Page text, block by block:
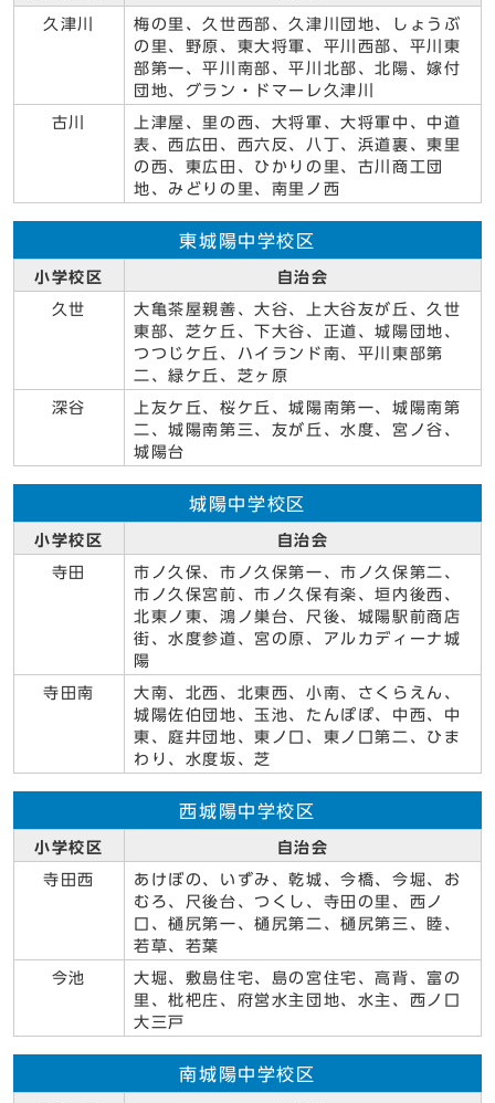
久津川
梅の里、久世西部、久津川団地、しょうぶ
の里、野原、東大将軍、平川西部、平川東
部第一、平川南部、平川北部、北陽、嫁付
団地、グラン・ドマーレ久津川
古川
上津屋、里の西、大将軍、大将軍中、中道
表、西広田、西六反、八丁、浜道裏、東里
の西、東広田、ひかりの里、古川商工団
地、みどりの里、南里ノ西
東城陽中学校区
小学校区 自治会
久世
大亀茶屋親善、大谷、上大谷友が丘、久世
東部、芝ケ丘、下大谷、正道、城陽団地、
つつじケ丘、ハイランド南、平川東部第
二、緑ケ丘、芝ヶ原
深谷
上友ケ丘、桜ケ丘、城陽南第一、城陽南第
二、城陽南第三、友が丘、水度、宮ノ谷、
城陽台
城陽中学校区
小学校区 自治会
寺田
市ノ久保、市ノ久保第一、市ノ久保第二、
市ノ久保宮前、市ノ久保有楽、垣内後西、
北東ノ東、鴻ノ巣台、尺後、城陽駅前商店
街、水度参道、宮の原、アルカディーナ城
陽
寺田南
大南、北西、北東西、小南、さくらえん、
城陽佐伯団地、玉池、たんぽぽ、中西、中
東、庭井団地、東ノ口、東ノ口第二、ひま
わり、水度坂、芝
西城陽中学校区
小学校区 自治会
寺田西
あけぼの、いずみ、乾城、今橋、今堀、お
むろ、尺後台、つくし、寺田の里、西ノ
口、樋尻第一、樋尻第二、樋尻第三、睦、
若草、若葉
今池
大堀、敷島住宅、島の宮住宅、高背、富の
里、枇杷庄、府営水主団地、水主、西ノ口
大三戸
南城陽中学校区